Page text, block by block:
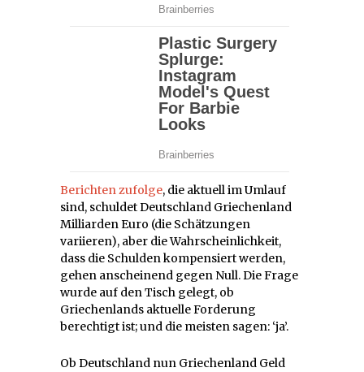
Berichten zufolge, die aktuell im Umlauf
sind, schuldet Deutschland Griechenland
Milliarden Euro (die Schätzungen
variieren), aber die Wahrscheinlichkeit,
dass die Schulden kompensiert werden,
gehen anscheinend gegen Null. Die Frage
wurde auf den Tisch gelegt, ob
Griechenlands aktuelle Forderung
berechtigt ist; und die meisten sagen: ‘ja’.
Ob Deutschland nun Griechenland Geld